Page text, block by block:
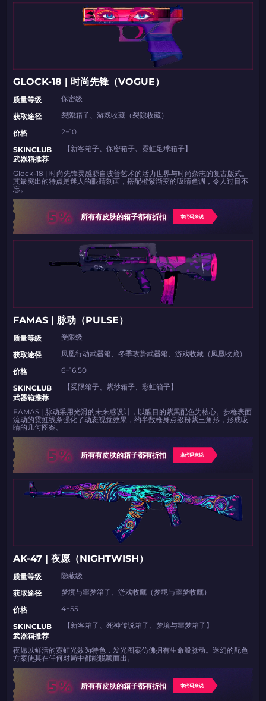
GLOCK-18 | 时尚先锋（VOGUE）
​​质量等级
保密级
​​获取途径
裂隙箱子、游戏收藏（裂隙收藏）
​​价格
2−10
​​SKINCLUB
武器箱推荐
【新客箱子、保密箱子、霓虹足球箱子】
Glock-18 | 时尚先锋灵感源自波普艺术的活力世界与时尚杂志的复古版式。
其最突出的特点是迷人的眼睛刻画，搭配橙紫渐变的吸睛色调，令人过目不
忘。
5% 所有有皮肤的箱子都有折扣 拿代码来说
FAMAS | 脉动（PULSE）
​​质量等级
受限级
​​获取途径
凤凰行动武器箱、冬季攻势武器箱、游戏收藏（凤凰收藏）
价格
6−16.50
​​SKINCLUB
武器箱推荐
【受限箱子、紫纱箱子、彩虹箱子】
FAMAS | 脉动采用光滑的未来感设计，以醒目的紫黑配色为核心。步枪表面
流动的霓虹线条强化了动态视觉效果，约半数枪身点缀粉紫三角形，形成吸
睛的几何图案。
5% 所有有皮肤的箱子都有折扣 拿代码来说
AK-47 | 夜愿（NIGHTWISH）
​​质量等级
隐蔽级
​​获取途径​​
梦境与噩梦箱子、游戏收藏（梦境与噩梦收藏）
​​价格
4−55
​​SKINCLUB
武器箱推荐
【新客箱子、死神传说箱子、梦境与噩梦箱子】
夜愿以鲜活的霓虹光效为特色，发光图案仿佛拥有生命般脉动。迷幻的配色
方案使其在任何对局中都能脱颖而出。
5% 所有有皮肤的箱子都有折扣 拿代码来说